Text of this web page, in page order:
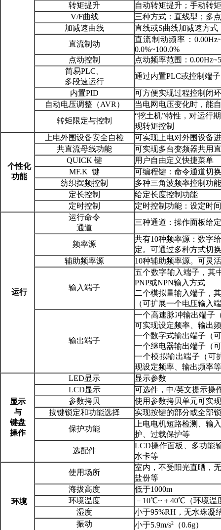
转矩提升
自动转矩提升；手动转
V/F曲线
三种方式：直线型；多
加减速曲线
直线或S曲线加减速方式
直流制动
直流制动频率：
0.0%~100.0%
点动控制
点动频率范围：
简易PLC、
多段速运行
通过内置PLC或控制端
内置PID
可方便实现过程控制闭
自动电压调整（AVR）
当电网电压变化时，能
转矩限定与控制
“挖土机”特性，对运行
现转矩控制
个性化
功能
上电外围设备安全自检
可实现上电对外围设备
共直流母线功能
可实现多台变频器共用
QUICK 键
用户自由定义快捷菜单
MF.K 键
可编程键：命令通道切
纺织摆频控制
多种三角波频率控制功能
定长控制
给定长度控制功能
定时控制
定时控制功能：设定时
运行
运行命令
通道
三种通道：操作面板给
频率源
共有10种频率源：数字
定。可通过多种方式切换
辅助频率源
10种辅助频率源。可灵
输入端子
五个数字输入端子，其
PNP或NPN输入方式
二个模拟量输入端子，
（可扩展一个电压输入
输出端子
一个高速脉冲输出端子
可实现设定频率、输出
一个数字式输出端子（
一个继电器输出端子（
一个模拟输出端子（可
现设定频率、输出频
显示
与
键盘
操作
LED显示
显示参数
LCD显示
可选件，中/英文提示操
参数拷贝
使用参数拷贝单元可实
按键锁定和功能选择
实现按键的部分或全部
保护功能
上电电机短路检测、输
护、过载保护等
选配件
LCD操作面板、多功能
水卡等
环境
使用场所
室内，不受阳光直晒，
盐份等
海拔高度
低于1000m
环境温度
－10℃~＋40℃（环境温
湿度
小于95%RH，无水珠凝
振动
小于5.9m/s2
（0.6g）